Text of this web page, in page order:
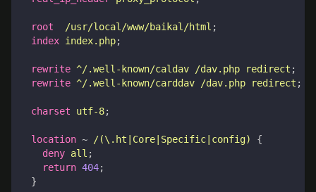
root /usr/local/www/baikal/html ;
index index.php;
rewrite ^/.well-known/caldav /dav.php redirect ;
rewrite ^/.well-known/carddav /dav.php redirect ;
charset utf-8;
location ~ /(\.ht|Core|Specific|config)
{
deny all ;
return 404;
}